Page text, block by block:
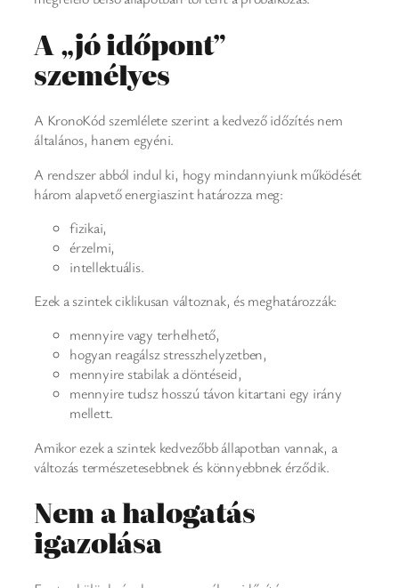
A „jó időpont”
személyes
A KronoKód szemlélete szerint a kedvező időzítés nem
általános, hanem egyéni.
A rendszer abból indul ki, hogy mindannyiunk működését
három alapvető energiaszint határozza meg:
fizikai,
érzelmi,
intellektuális.
Ezek a szintek ciklikusan változnak, és meghatározzák:
mennyire vagy terhelhető,
hogyan reagálsz stresszhelyzetben,
mennyire stabilak a döntéseid,
mennyire tudsz hosszú távon kitartani egy irány
mellett.
Amikor ezek a szintek kedvezőbb állapotban vannak, a
változás természetesebbnek és könnyebbnek érződik.
Nem a halogatás
igazolása